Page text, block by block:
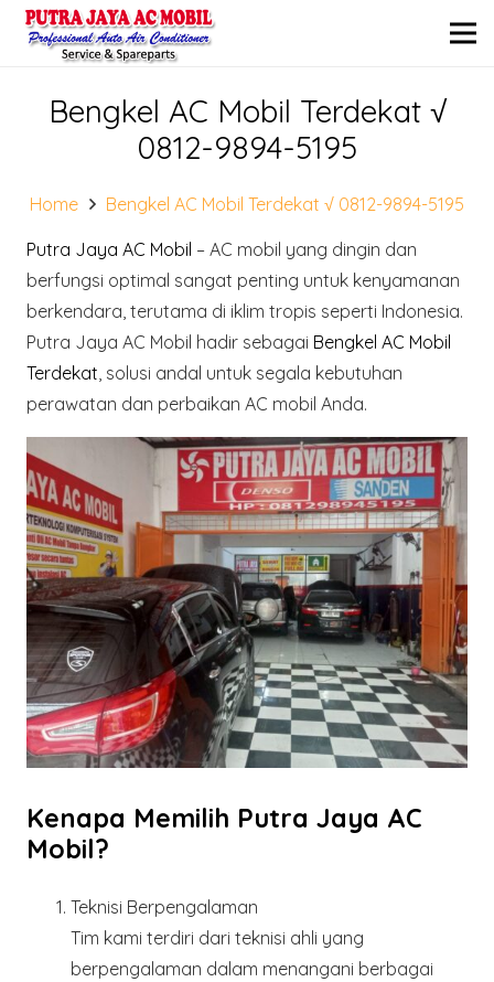
Bengkel AC Mobil Terdekat √
0812-9894-5195
Home Bengkel AC Mobil Terdekat √ 0812-9894-5195
Putra Jaya AC Mobil – AC mobil yang dingin dan
berfungsi optimal sangat penting untuk kenyamanan
berkendara, terutama di iklim tropis seperti Indonesia.
Putra Jaya AC Mobil hadir sebagai Bengkel AC Mobil
Terdekat, solusi andal untuk segala kebutuhan
perawatan dan perbaikan AC mobil Anda.
Kenapa Memilih Putra Jaya AC
Mobil?
Teknisi Berpengalaman
Tim kami terdiri dari teknisi ahli yang
berpengalaman dalam menangani berbagai